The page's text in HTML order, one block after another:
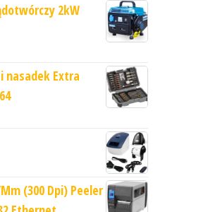
2kW
nasadek Extra
(300 Dpi) Peeler